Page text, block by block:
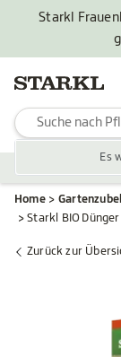
Starkl
Es
Home
Starkl BIO
Zurück zur